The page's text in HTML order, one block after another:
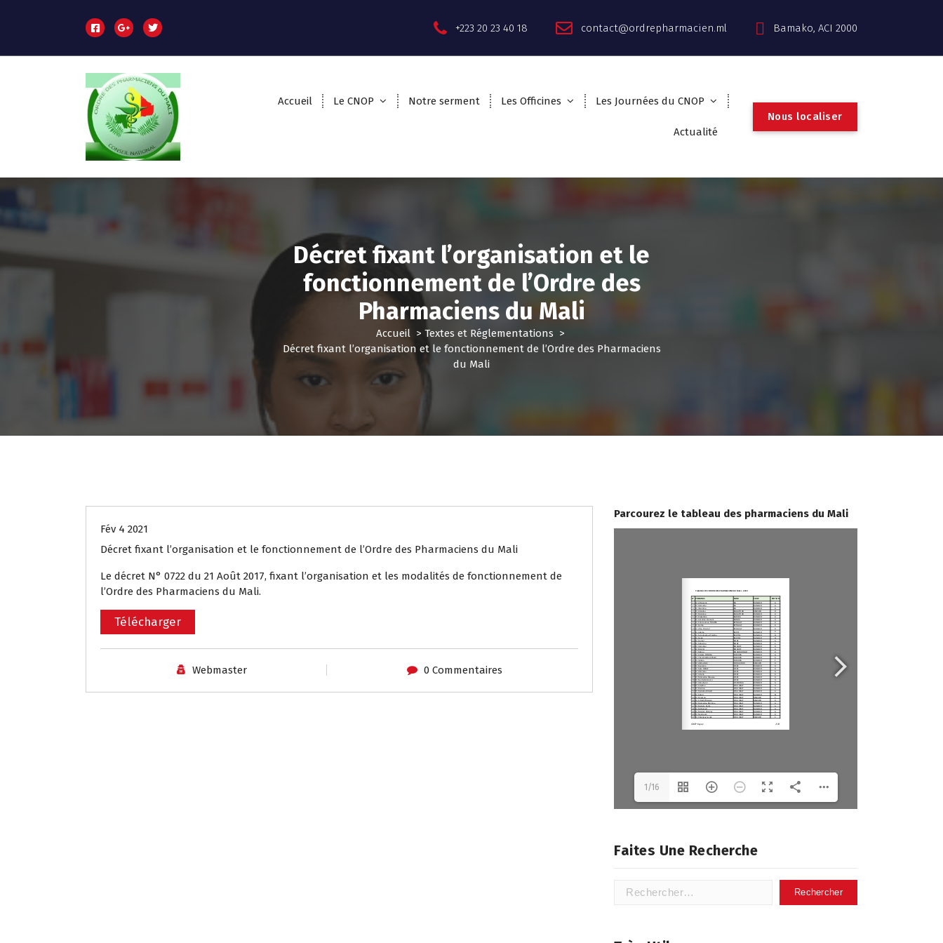
+223 20 23 40 18 contact@ordrepharmacien.ml Bamako, ACI 2000
Accueil Le CNOP Notre serment Les Officines Les Journées du CNOP
Actualité
Nous localiser
Décret fixant l’organisation et le
fonctionnement de l’Ordre des
Pharmaciens du Mali
Accueil> Textes et Réglementations >
Décret fixant l’organisation et le fonctionnement de l’Ordre des Pharmaciens
du Mali
Fév 4 2021
Décret fixant l’organisation et le fonctionnement de l’Ordre des Pharmaciens du Mali
Le décret N° 0722 du 21 Août 2017, fixant l’organisation et les modalités de fonctionnement de
l’Ordre des Pharmaciens du Mali.
Télécharger
Webmaster 0 Commentaires
Parcourez le tableau des pharmaciens du Mali
1/16
Faites Une Recherche